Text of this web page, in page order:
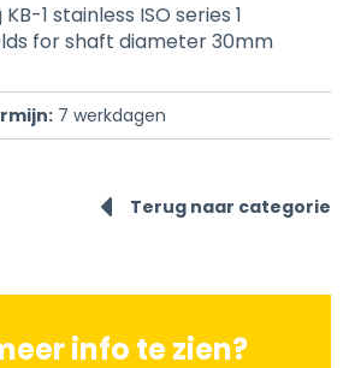
1 stainless ISO series 1
for shaft diameter 30mm
7 werkdagen
Terug naar categorie
info te zien?